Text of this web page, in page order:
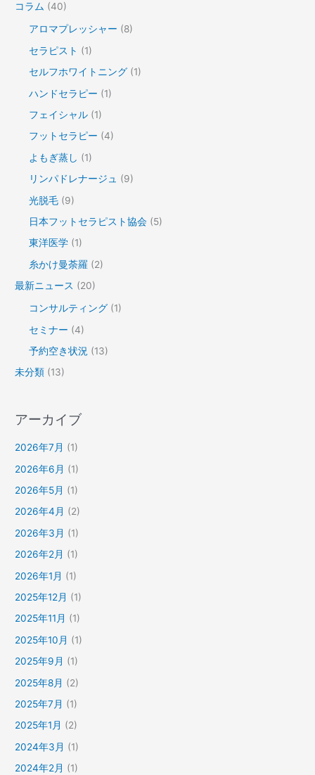
コラム (40)
アロマプレッシャー (8)
セラピスト (1)
セルフホワイトニング (1)
ハンドセラピー (1)
フェイシャル (1)
フットセラピー (4)
よもぎ蒸し (1)
リンパドレナージュ (9)
光脱毛 (9)
日本フットセラピスト協会 (5)
東洋医学 (1)
糸かけ曼荼羅 (2)
最新ニュース (20)
コンサルティング (1)
セミナー (4)
予約空き状況 (13)
未分類 (13)
アーカイブ
2026年7月 (1)
2026年6月 (1)
2026年5月 (1)
2026年4月 (2)
2026年3月 (1)
2026年2月 (1)
2026年1月 (1)
2025年12月 (1)
2025年11月 (1)
2025年10月 (1)
2025年9月 (1)
2025年8月 (2)
2025年7月 (1)
2025年1月 (2)
2024年3月 (1)
2024年2月 (1)